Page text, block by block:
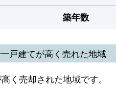
築年数
戸建てが高く売れた地域
く売却された地域です。